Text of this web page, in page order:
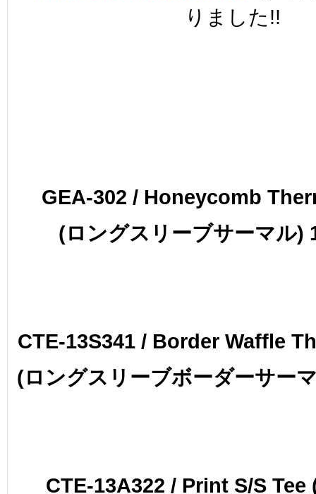
りました!!
GEA-302 / Honeycomb
(ロングスリーブサーマル)
CTE-13S341 / Border Waffle
(ロングスリーブボーダーサー
CTE-13A322 / Print S/S